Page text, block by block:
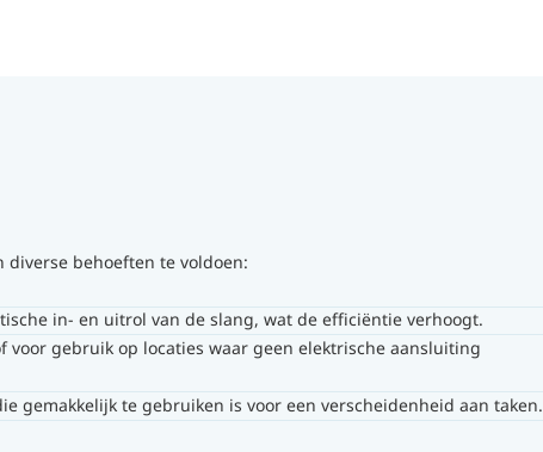
behoeften te voldoen:
in- en uitrol van de slang, wat de efficiëntie verhoogt.
gebruik op locaties waar geen elektrische aansluiting
gemakkelijk te gebruiken is voor een verscheidenheid aan taken.